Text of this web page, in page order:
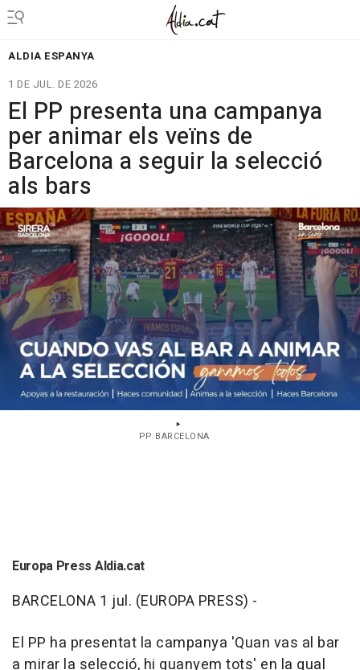
ALDIA ESPANYA
1 DE JUL. DE 2026
El PP presenta una campanya
per animar els veïns de
Barcelona a seguir la selecció
als bars
PP BARCELONA
Europa Press Aldia.cat
BARCELONA 1 jul. (EUROPA PRESS) -
El PP ha presentat la campanya 'Quan vas al bar
a mirar la selecció, hi guanyem tots' en la qual